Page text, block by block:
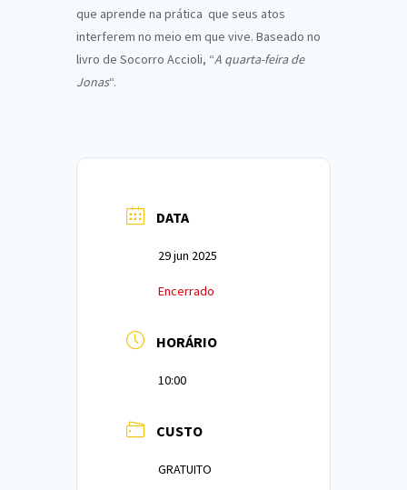
que aprende na prática que seus atos
interferem no meio em que vive. Baseado no
livro de Socorro Accioli, “A quarta-feira de
Jonas“.
DATA
29 jun 2025
Encerrado
HORÁRIO
10:00
CUSTO
GRATUITO